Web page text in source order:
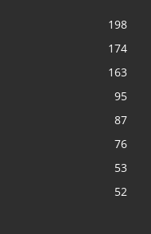
198
174
163
95
87
76
53
52